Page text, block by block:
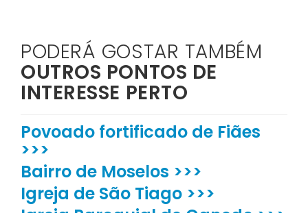
PODERÁ GOSTAR TAMBÉM
OUTROS PONTOS DE
INTERESSE PERTO
Povoado fortificado de Fiães
>>>
Bairro de Moselos >>>
Igreja de São Tiago >>>